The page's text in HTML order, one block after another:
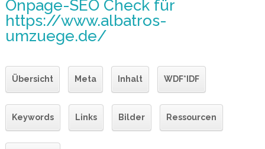
Onpage-SEO Checkfür
https://www.albatros-
umzuege.de/
Übersicht Meta Inhalt WDF*IDF
Keywords Links Bilder Ressourcen